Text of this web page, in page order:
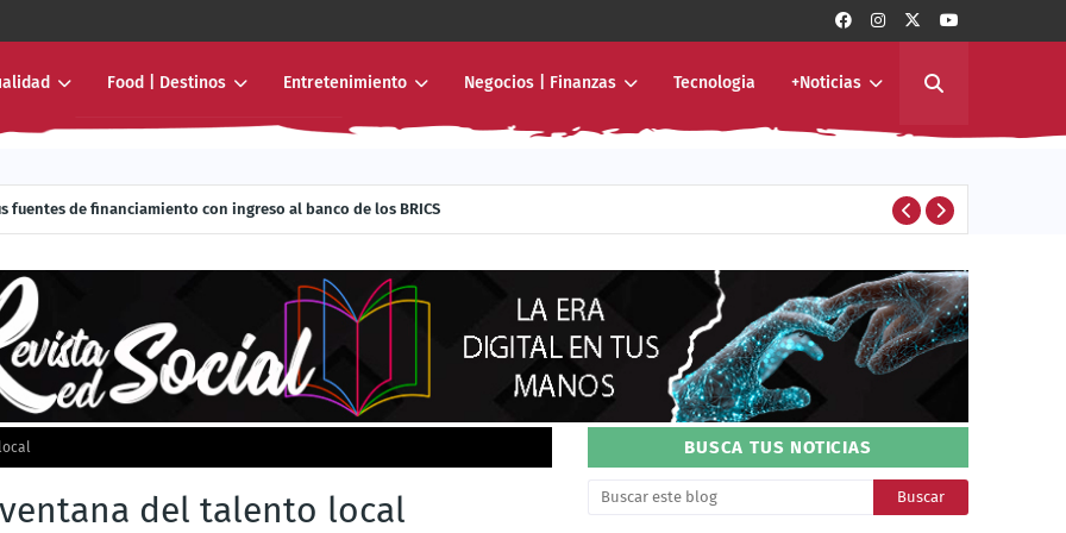
Food | Destinos Entretenimiento Negocios | Finanzas Tecnologia +Noticias
fuentes de financiamiento con ingreso al banco de los BRICS
donde nunca había llegado: al interior de los sistemas de transporte masivo de América Latina
del talento local
BUSCA TUS NOTICIAS